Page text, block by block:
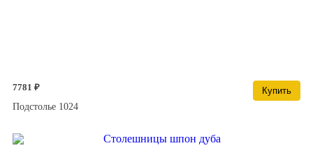
7781 ₽
Купить
Подстолье 1024